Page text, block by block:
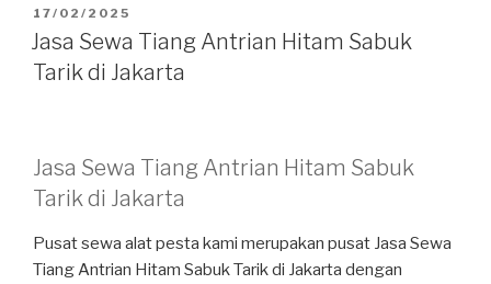
DIPOSKAN
PADA
17/02/2025
Jasa Sewa Tiang Antrian Hitam Sabuk
Tarik di Jakarta
Jasa Sewa Tiang Antrian Hitam Sabuk
Tarik di Jakarta
Pusat sewa alat pesta kami merupakan pusat Jasa Sewa
Tiang Antrian Hitam Sabuk Tarik di Jakarta dengan